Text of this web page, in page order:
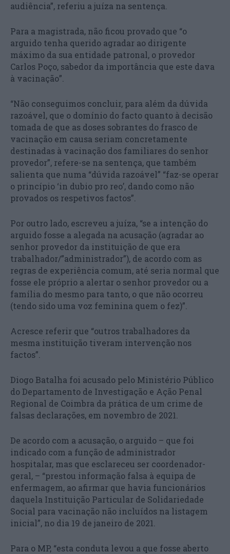
audiência”, referiu a juíza na sentença.
Para a magistrada, não ficou provado que “o
arguido tenha querido agradar ao dirigente
máximo da sua entidade patronal, o provedor
Carlos Poço, sabedor da importância que este dava
à vacinação”.
“Não conseguimos concluir, para além da dúvida
razoável, que o domínio do facto quanto à decisão
tomada de que as doses sobrantes do frasco de
vacinação em causa seriam concretamente
destinadas à vacinação dos familiares do senhor
provedor”, refere-se na sentença, que também
salienta que numa “dúvida razoável” “faz-se operar
o princípio ‘in dubio pro reo’, dando como não
provados os respetivos factos”.
Por outro lado, escreveu a juíza, “se a intenção do
arguido fosse a alegada na acusação (agradar ao
senhor provedor da instituição de que era
trabalhador/”administrador”), de acordo com as
regras de experiência comum, até seria normal que
fosse ele próprio a alertar o senhor provedor ou a
família do mesmo para tanto, o que não ocorreu
(tendo sido uma voz feminina quem o fez)”.
Acresce referir que “outros trabalhadores da
mesma instituição tiveram intervenção nos
factos”.
Diogo Batalha foi acusado pelo Ministério Público
do Departamento de Investigação e Ação Penal
Regional de Coimbra da prática de um crime de
falsas declarações, em novembro de 2021.
De acordo com a acusação, o arguido – que foi
indicado com a função de administrador
hospitalar, mas que esclareceu ser coordenador-
geral, – “prestou informação falsa à equipa de
enfermagem, ao afirmar que havia funcionários
daquela Instituição Particular de Solidariedade
Social para vacinação não incluídos na listagem
inicial”, no dia 19 de janeiro de 2021.
Para o MP, “esta conduta levou a que fosse aberto